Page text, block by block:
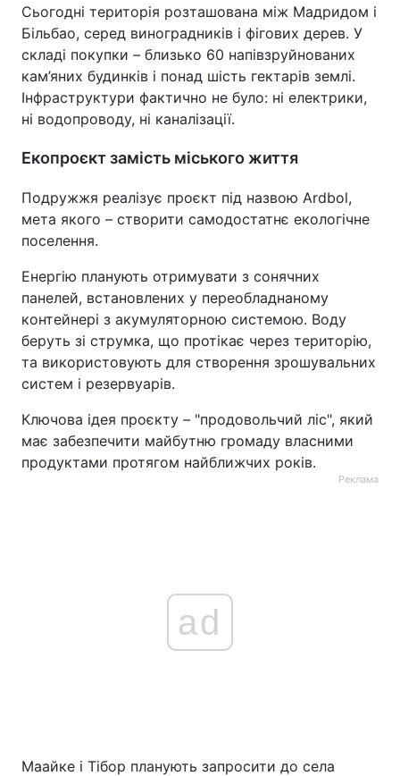
Сьогодні територія розташована між Мадридом і
Більбао, серед виноградників і фігових дерев. У
складі покупки – близько 60 напівзруйнованих
кам’яних будинків і понад шість гектарів землі.
Інфраструктури фактично не було: ні електрики,
ні водопроводу, ні каналізації.
Екопроєкт замість міського життя
Подружжя реалізує проєкт під назвою Ardbol,
мета якого – створити самодостатнє екологічне
поселення.
Енергію планують отримувати з сонячних
панелей, встановлених у переобладнаному
контейнері з акумуляторною системою. Воду
беруть зі струмка, що протікає через територію,
та використовують для створення зрошувальних
систем і резервуарів.
Ключова ідея проєкту – "продовольчий ліс", який
має забезпечити майбутню громаду власними
продуктами протягом найближчих років.
Реклама
ad
Маайке і Тібор планують запросити до села